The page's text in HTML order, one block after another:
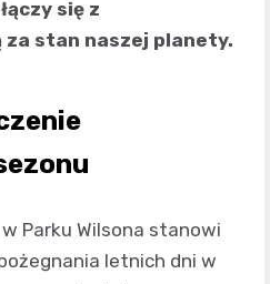
się z
za stan naszej planety.
Parku Wilsona stanowi
letnich dni w